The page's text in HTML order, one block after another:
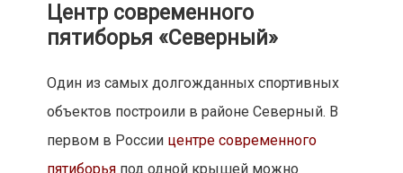
Центр современного
пятиборья «Северный»
Один из самых долгожданных спортивных
объектов построили в районе Северный. В
первом в России центре современного
пятиборьяпод одной крышей можно